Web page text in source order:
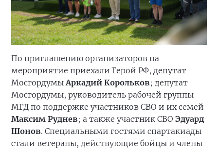
По приглашению организаторов на
мероприятие приехали Герой РФ, депутат
МосгордумыАркадий Корольков; депутат
Мосгордумы, руководитель рабочей группы
МГД по поддержке участников СВО и их семей
Максим Руднев; а также участник СВО Эдуард
Шонов. Специальными гостями спартакиады
стали ветераны, действующие бойцы и члены